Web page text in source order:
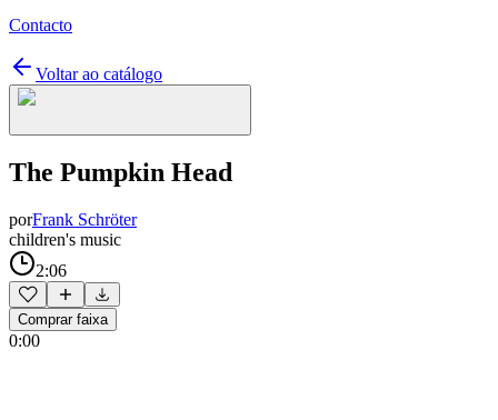
Contacto
Voltar ao catálogo
The Pumpkin Head
porFrank Schröter
children's music
2:06
Comprar faixa
0:00